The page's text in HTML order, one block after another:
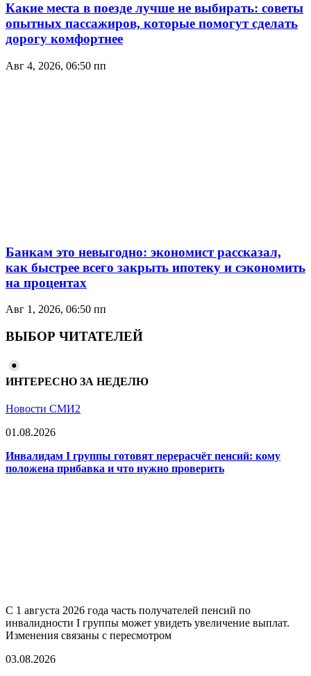
Какие места в поезде лучше не выбирать: советы
опытных пассажиров, которые помогут сделать
дорогу комфортнее
Авг 4, 2026, 06:50 пп
Банкам это невыгодно: экономист рассказал,
как быстрее всего закрыть ипотеку и сэкономить
на процентах
Авг 1, 2026, 06:50 пп
ВЫБОР ЧИТАТЕЛЕЙ
ИНТЕРЕСНО ЗА НЕДЕЛЮ
Новости СМИ2
01.08.2026
Инвалидам I группы готовят перерасчёт пенсий: кому
положена прибавка и что нужно проверить
С 1 августа 2026 года часть получателей пенсий по
инвалидности I группы может увидеть увеличение выплат.
Изменения связаны с пересмотром
03.08.2026